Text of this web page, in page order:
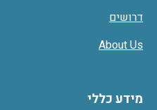
דרושים
About Us
מידע כללי